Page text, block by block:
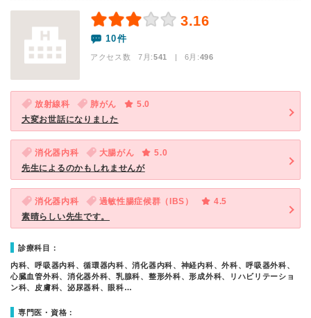
3.16
10件
アクセス数 7月:541 | 6月:496
放射線科 肺がん
5.0
大変お世話になりました
消化器内科 大腸がん
5.0
先生によるのかもしれませんが
消化器内科 過敏性腸症候群（IBS）
4.5
素晴らしい先生です。
診療科目：
内科、呼吸器内科、循環器内科、消化器内科、神経内科、外科、呼吸器外科、
心臓血管外科、消化器外科、乳腺科、整形外科、形成外科、リハビリテーショ
ン科、皮膚科、泌尿器科、眼科…
専門医・資格：